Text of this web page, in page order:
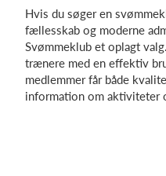
Hvis du søger en
fællesskab og moderne
Svømmeklub et oplagt
trænere med en effektiv
medlemmer får både
information om aktiviteter